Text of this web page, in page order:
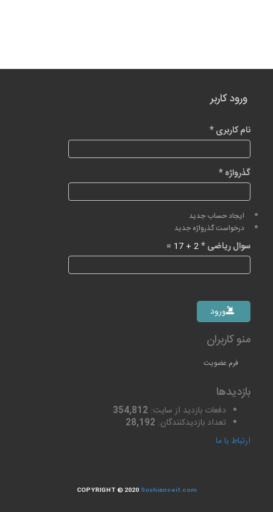
ورود کاربر
نام کاربری*
گذرواژه*
ایجاد حساب جدید
درخواست گذرواژه جدید
سوال ریاضی*
2 + 17 =
ورود
منو کاربران
فرم عضویت
بازدیدها
دفعات بازدید از سایت: 354,812
تعداد بازدیدکنندگان: 28,192
ارتباط با ما
COPYRIGHT © 2020 Soshianceit.com